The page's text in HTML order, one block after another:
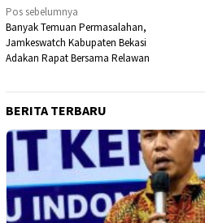
Navigasi
pos
Pos sebelumnya
Banyak Temuan Permasalahan,
Jamkeswatch Kabupaten Bekasi
Adakan Rapat Bersama Relawan
BERITA TERBARU